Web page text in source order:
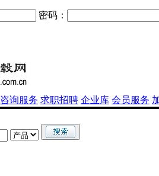
密码：
咨询服务 求职招聘 企业库 会员服务